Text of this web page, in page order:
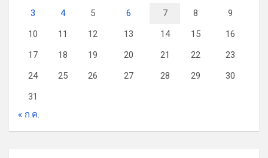
3
4 5 6 7 8
9
10
11 12 13 14 15
16
17
18 19 20 21 22
23
24
25 26 27 28 29
30
31
« ก.ค.